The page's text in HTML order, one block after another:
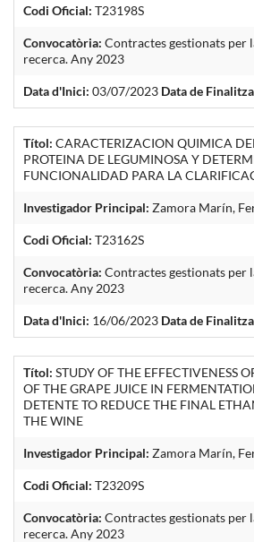
Codi Oficial: T23198S
Convocatòria: Contractes gestionats per
recerca. Any 2023
Data d'Inici: 03/07/2023 Data de
Títol: CARACTERIZACION QUIMICA
PROTEINA DE LEGUMINOSA Y
FUNCIONALIDAD PARA LA
Investigador Principal: Zamora Marín,
Codi Oficial: T23162S
Convocatòria: Contractes gestionats per
recerca. Any 2023
Data d'Inici: 16/06/2023 Data de
Títol: STUDY OF THE EFFECTIVENESS
OF THE GRAPE JUICE IN
DETENTE TO REDUCE THE FINAL
THE WINE
Investigador Principal: Zamora Marín,
Codi Oficial: T23209S
Convocatòria: Contractes gestionats per
recerca. Any 2023